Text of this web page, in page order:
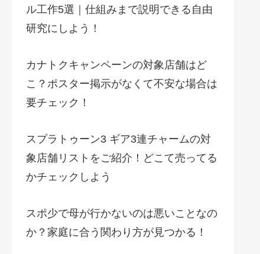
ル工作5選｜仕組みまで説明できる自由
研究にしよう！
カナトクキャンペーンの対象店舗はど
こ？ポスター掲示がなくて不安な場合は
要チェック！
スプラトゥーン3 ギア3連チャームの対
象店舗リストをご紹介！どこて売ってる
かチェックしよう
スポ少で母が行かないのは悪いことなの
か？家庭に合う関わり方が見つかる！